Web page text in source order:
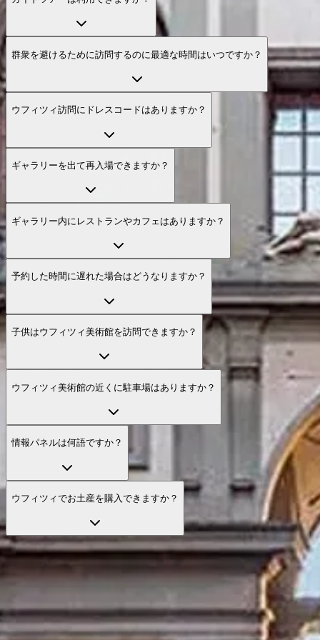
群衆を避けるために訪問するのに最適な時間はいつですか？
ウフィツィ訪問にドレスコードはありますか？
ギャラリーを出て再入場できますか？
ギャラリー内にレストランやカフェはありますか？
予約した時間に遅れた場合はどうなりますか？
子供はウフィツィ美術館を訪問できますか？
ウフィツィ美術館の近くに駐車場はありますか？
情報パネルは何語ですか？
ウフィツィでお土産を購入できますか？